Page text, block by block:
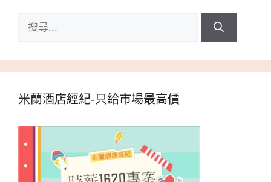
米蘭酒店經紀-只給市場最高價